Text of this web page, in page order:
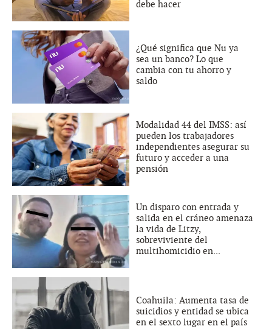
debe hacer
¿Qué significa que Nu ya
sea un banco? Lo que
cambia con tu ahorro y
saldo
Modalidad 44 del IMSS: así
pueden los trabajadores
independientes asegurar su
futuro y acceder a una
pensión
Un disparo con entrada y
salida en el cráneo amenaza
la vida de Litzy,
sobreviviente del
multihomicidio en...
Coahuila: Aumenta tasa de
suicidios y entidad se ubica
en el sexto lugar en el país